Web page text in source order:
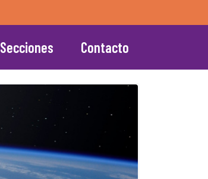
Secciones Contacto